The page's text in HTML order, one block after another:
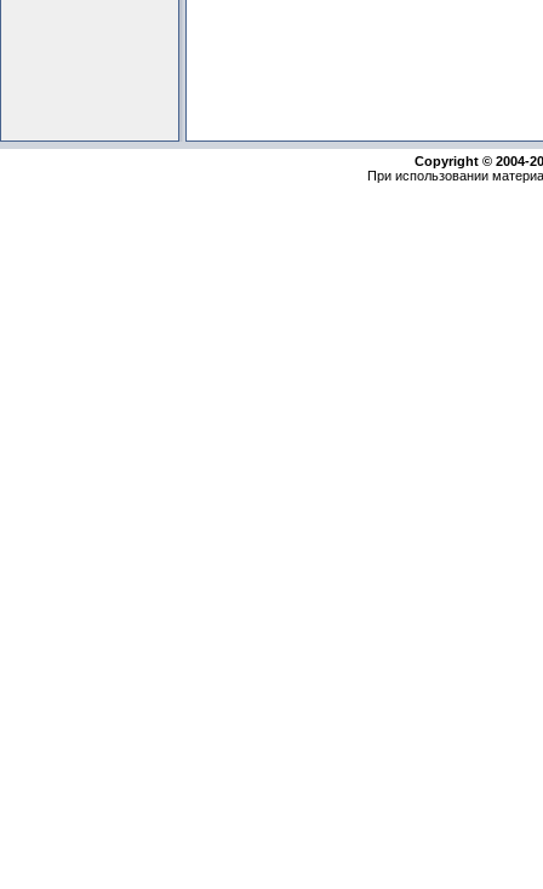
Copyright © 2004-
При использовании